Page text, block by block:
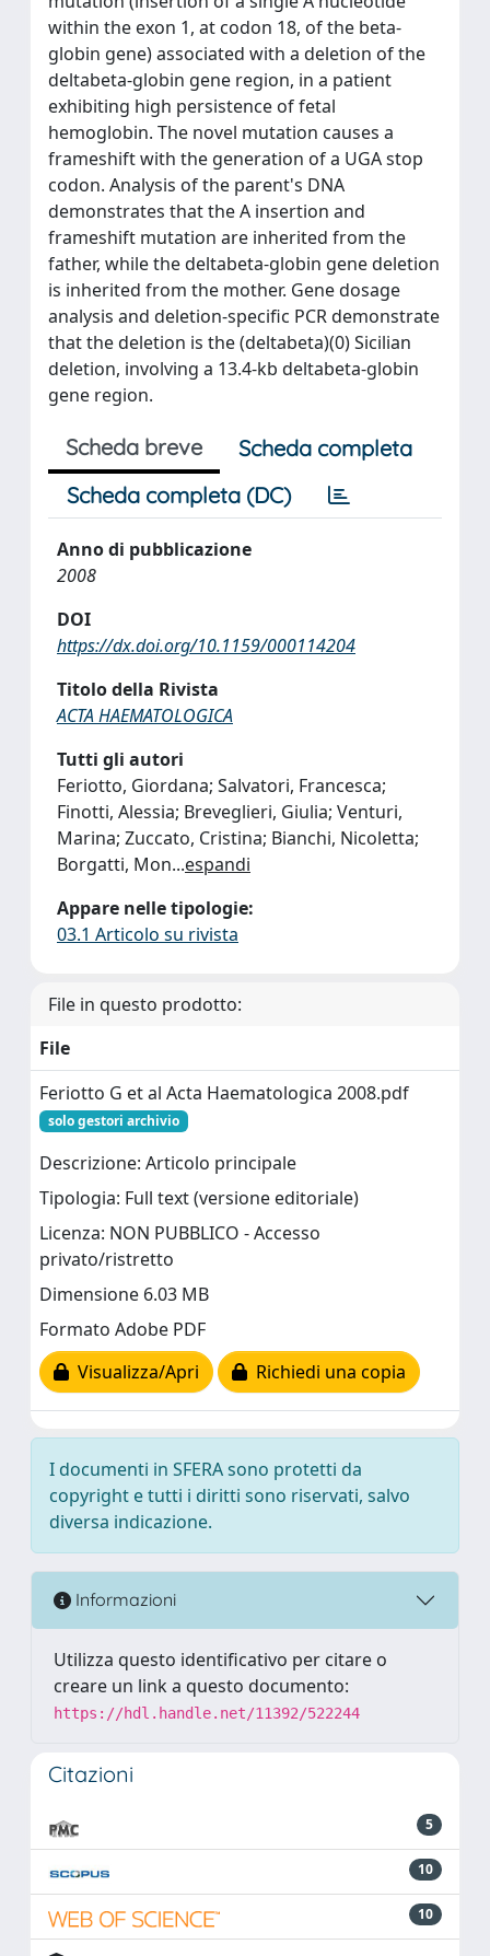
within the exon 1, at codon 18, of the beta-
globin gene) associated with a deletion of the
deltabeta-globin gene region, in a patient
exhibiting high persistence of fetal
hemoglobin. The novel mutation causes a
frameshift with the generation of a UGA stop
codon. Analysis of the parent's DNA
demonstrates that the A insertion and
frameshift mutation are inherited from the
father, while the deltabeta-globin gene deletion
is inherited from the mother. Gene dosage
analysis and deletion-specific PCR demonstrate
that the deletion is the (deltabeta)(0) Sicilian
deletion, involving a 13.4-kb deltabeta-globin
gene region.
Scheda breve
Scheda completa
Scheda completa (DC)
Anno di pubblicazione
2008
DOI
https://dx.doi.org/10.1159/000114204
Titolo della Rivista
ACTA HAEMATOLOGICA
Tutti gli autori
Feriotto, Giordana; Salvatori, Francesca;
Finotti, Alessia; Breveglieri, Giulia; Venturi,
Marina; Zuccato, Cristina; Bianchi, Nicoletta;
Borgatti, Mon...espandi
Appare nelle tipologie:
03.1 Articolo su rivista
File in questo prodotto:
File
Feriotto G et al Acta Haematologica 2008.pdf
solo gestori archivio
Descrizione: Articolo principale
Tipologia: Full text (versione editoriale)
Licenza: NON PUBBLICO - Accesso
privato/ristretto
Dimensione 6.03 MB
Formato Adobe PDF
Visualizza/Apri
Richiedi una copia
I documenti in SFERA sono protetti da
copyright e tutti i diritti sono riservati, salvo
diversa indicazione.
Informazioni
Utilizza questo identificativo per citare o
creare un link a questo documento:
https://hdl.handle.net/11392/522244
Citazioni
5
10
10